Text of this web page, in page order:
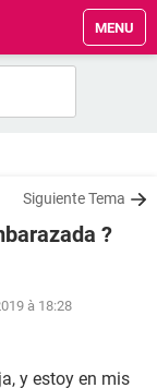
MENU
Siguiente Tema
?
à 18:28
y estoy en mis